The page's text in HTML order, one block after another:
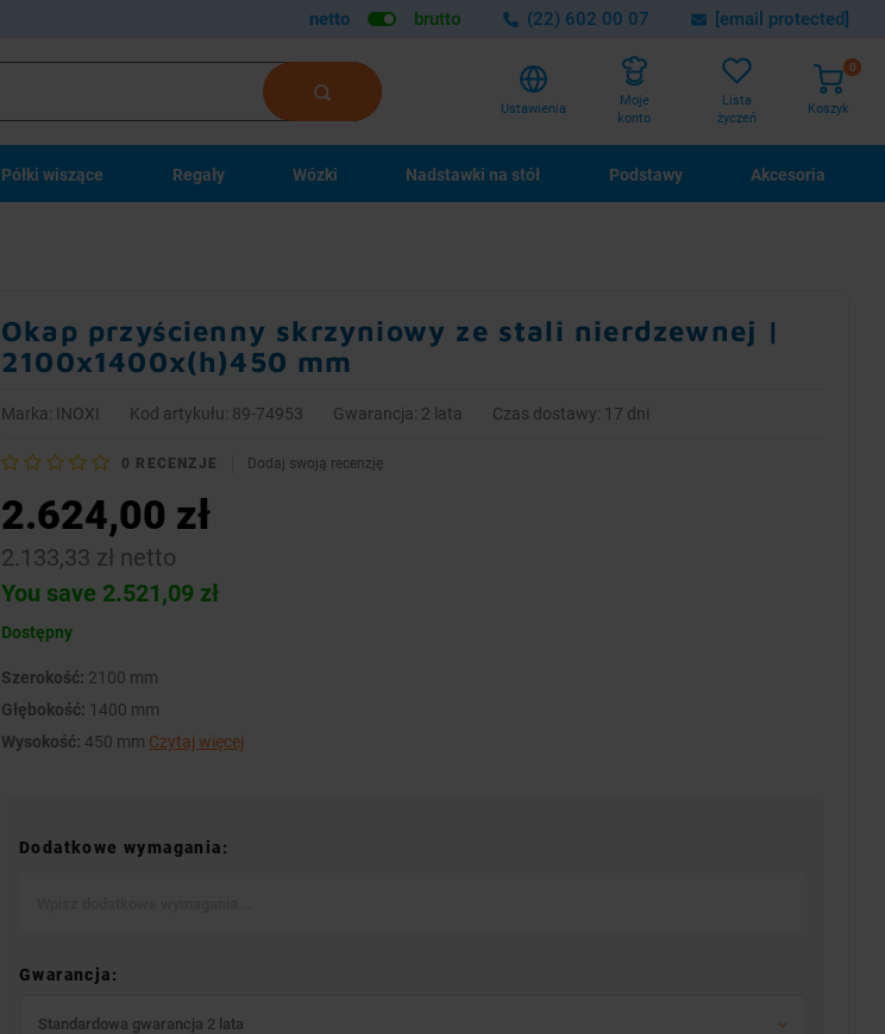
netto brutto (22) 602 00 07 [email protected]
Ustawienia
Moje
konto
Lista
życzeń
Koszyk
0
Półki wiszące Regały Wózki Nadstawki na stół Podstawy Akcesoria
Okap przyścienny skrzyniowy ze stali nierdzewnej |
2100x1400x(h)450 mm
Marka: INOXI Kod artykułu: 89-74953 Gwarancja: 2 lata Czas dostawy: 17 dni
0 RECENZJE Dodaj swoją recenzję
2.624,00 zł
2.133,33 zł netto
You save 2.521,09 zł
Dostępny
Szerokość: 2100 mm
Głębokość: 1400 mm
Wysokość: 450 mm Czytaj więcej
Dodatkowe wymagania:
Gwarancja:
Standardowa gwarancja 2 lata